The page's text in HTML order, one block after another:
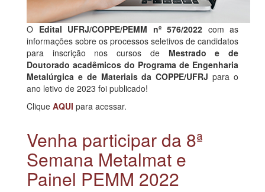
O Edital UFRJ/COPPE/PEMM nº 576/2022 com as
informações sobre os processos seletivos de candidatos
para inscrição nos cursos de Mestrado e de
Doutorado acadêmicos do Programa de Engenharia
Metalúrgica e de Materiais da COPPE/UFRJ para o
ano letivo de 2023 foi publicado!
Clique AQUI para acessar.
Venha participar da 8ª
Semana Metalmat e
Painel PEMM 2022